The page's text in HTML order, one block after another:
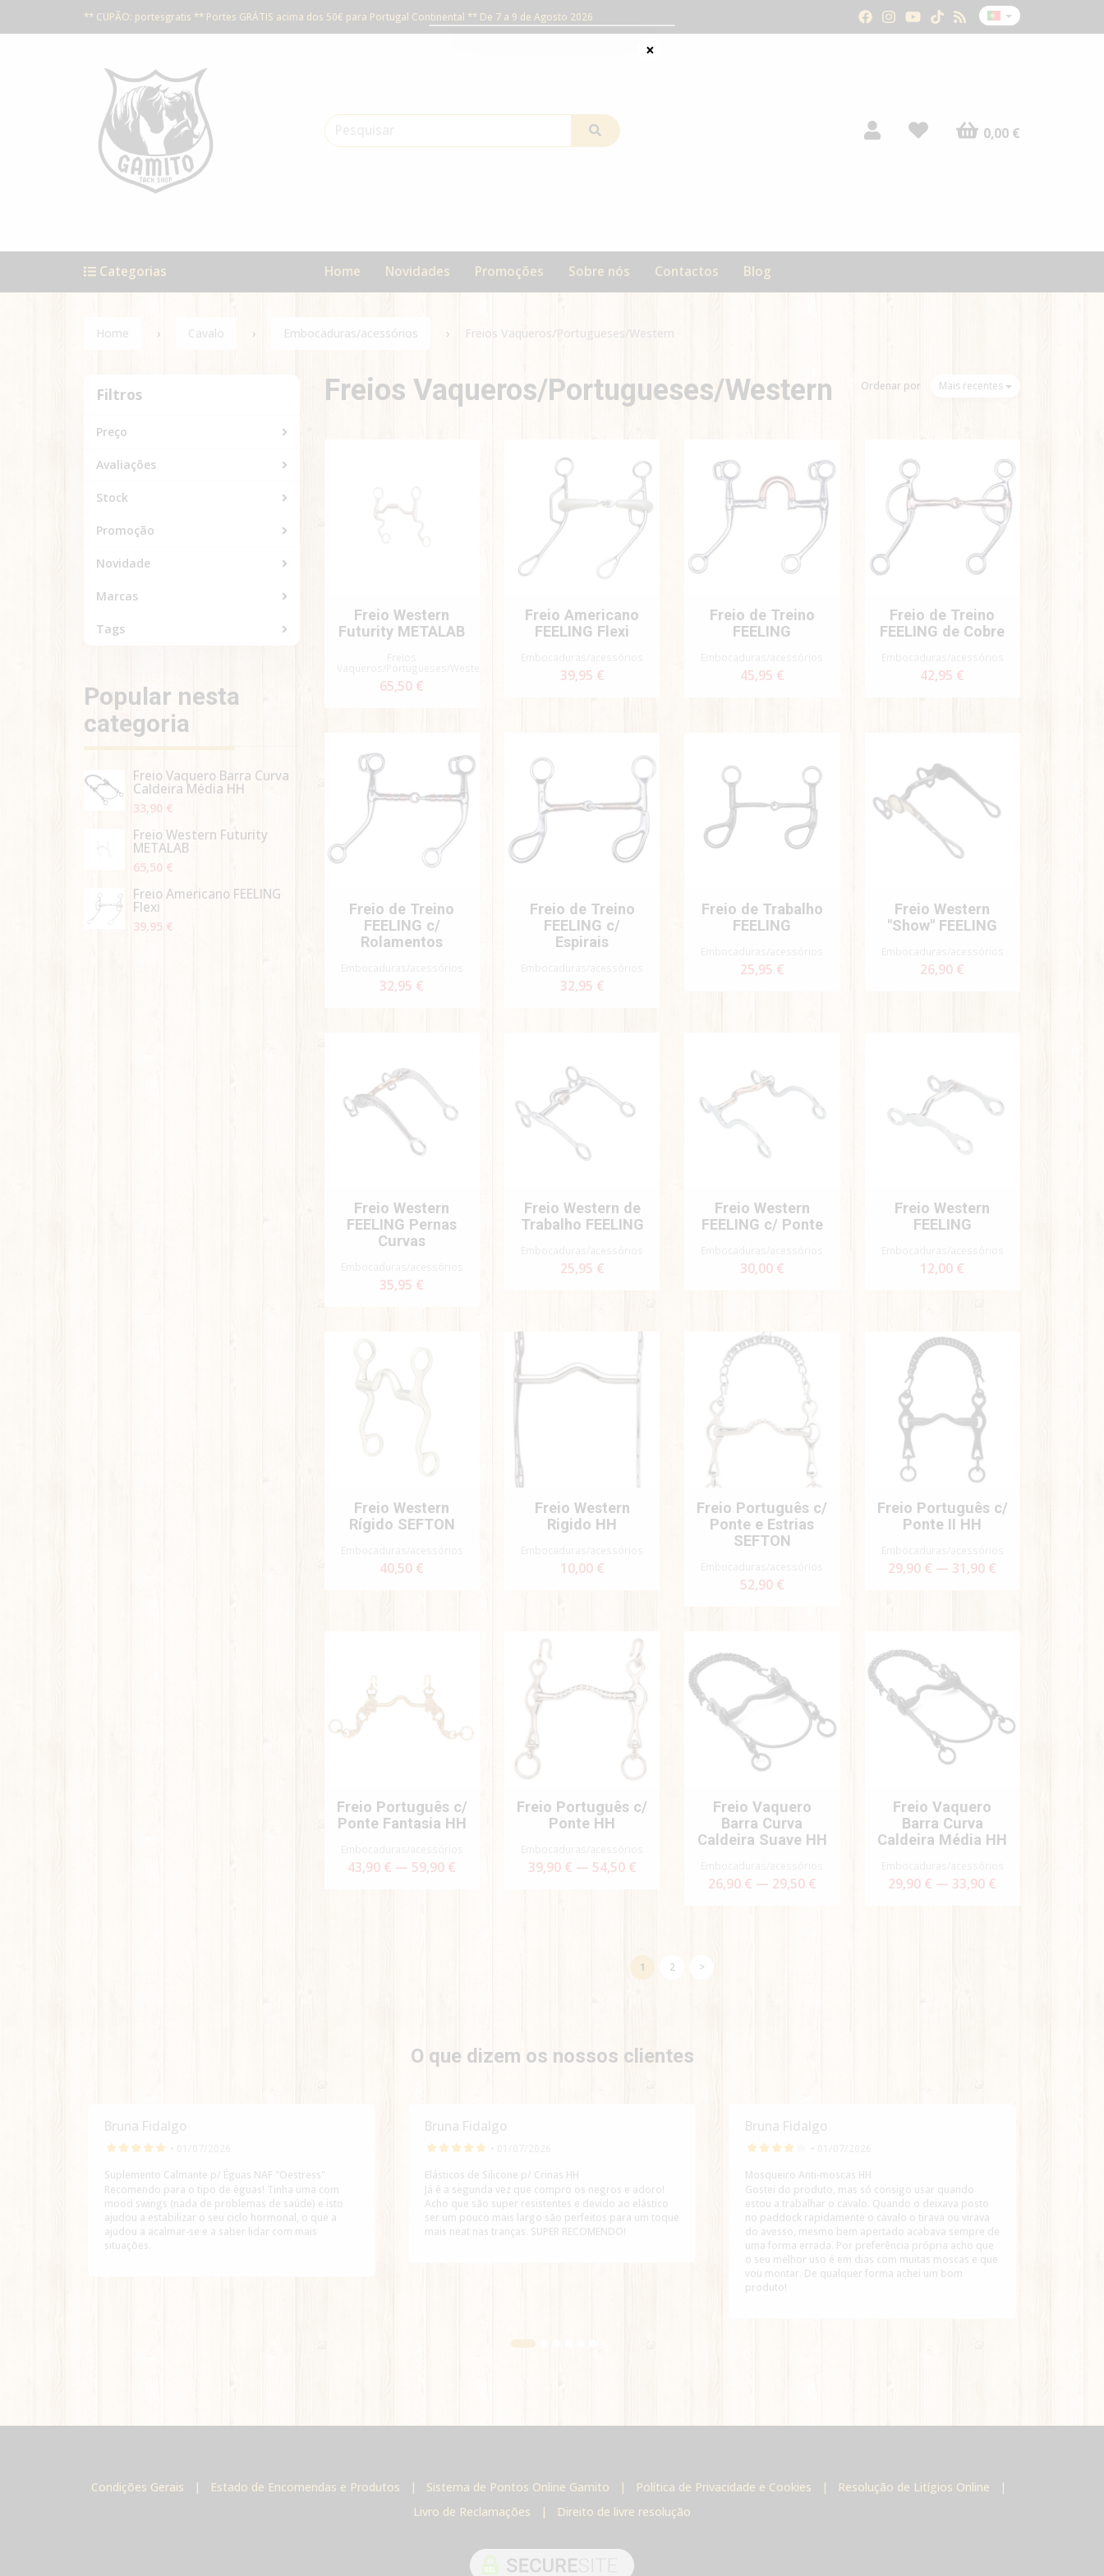
** CUPÃO: portesgratis ** Portes GRÁTIS acima dos 50€ para Portugal Continental ** De 7 a 9 de Agosto 2026
0,00 €
Home Novidades Promoções Sobre nós Contactos Blog
Categorias
Home Cavalo Embocaduras/acessórios Freios Vaqueros/Portugueses/Western
Filtros
Preço
Avaliações
Stock
Promoção
Novidade
Marcas
Tags
Popular nesta
categoria
Freio Vaquero Barra Curva
Caldeira Média HH
33,90 €
Freio Western Futurity
METALAB
65,50 €
Freio Americano FEELING
Flexi
39,95 €
Freios Vaqueros/Portugueses/Western Ordenar por Mais recentes
Freio Western
Futurity METALAB
65,50 €
Freio Americano
FEELING Flexi
39,95 €
Freio de Treino
FEELING
45,95 €
Freio de Treino
FEELING de Cobre
42,95 €
Freio de Treino
FEELING c/
Rolamentos
32,95 €
Freio de Treino
FEELING c/
Espirais
32,95 €
Freio de Trabalho
FEELING
25,95 €
Freio Western
"Show" FEELING
26,90 €
Freio Western
FEELING Pernas
Curvas
35,95 €
Freio Western de
Trabalho FEELING
25,95 €
Freio Western
FEELING c/ Ponte
30,00 €
Freio Western
FEELING
12,00 €
Freio Western
Rígido SEFTON
40,50 €
Freio Western
Rigido HH
10,00 €
Freio Português c/
Ponte e Estrias
SEFTON
52,90 €
Freio Português c/
Ponte II HH
29,90 € — 31,90 €
Freio Português c/
Ponte Fantasia HH
43,90 € — 59,90 €
Freio Português c/
Ponte HH
39,90 € — 54,50 €
Freio Vaquero
Barra Curva
Caldeira Suave HH
26,90 € — 29,50 €
Freio Vaquero
Barra Curva
Caldeira Média HH
29,90 € — 33,90 €
1 2 >
O que dizem os nossos clientes
Bruna Fidalgo
Suplemento Calmante p/ Éguas NAF "Oestress"
Recomendo para o tipo de éguas! Tinha uma com
mood swings (nada de problemas de saúde) e isto
ajudou a estabilizar o seu ciclo hormonal, o que a
ajudou a acalmar-se e a saber lidar com mais
situações.
Bruna Fidalgo
Elásticos de Silicone p/ Crinas HH
Já é a segunda vez que compro os negros e adoro!
Acho que são super resistentes e devido ao elástico
ser um pouco mais largo são perfeitos para um toque
mais neat nas tranças. SUPER RECOMENDO!
Bruna Fidalgo
Mosqueiro Anti-moscas HH
Gostei do produto, mas só consigo usar quando
estou a trabalhar o cavalo. Quando o deixava posto
no paddock rapidamente o cavalo o tirava ou virava
do avesso, mesmo bem apertado acabava sempre de
uma forma errada. Por preferência própria acho que
o seu melhor uso é em dias com muitas moscas e que
vou montar. De qualquer forma achei um bom
produto!
Condições Gerais | Estado de Encomendas e Produtos | Sistema de Pontos Online Gamito | Política de Privacidade e Cookies | Resolução de Litígios Online |
Livro de Reclamações | Direito de livre resolução
×